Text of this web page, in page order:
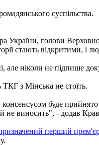
суспільства.
України, голови
стають відкритими, і
ніколи не підпише
з Мінська не стоїть.
буде
не виносить", - додав
перший